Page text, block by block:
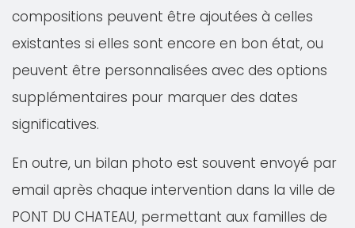
compositions peuvent être ajoutées à celles
existantes si elles sont encore en bon état, ou
peuvent être personnalisées avec des options
supplémentaires pour marquer des dates
significatives.
En outre, un bilan photo est souvent envoyé par
email après chaque intervention dans la ville de
PONT DU CHATEAU, permettant aux familles de